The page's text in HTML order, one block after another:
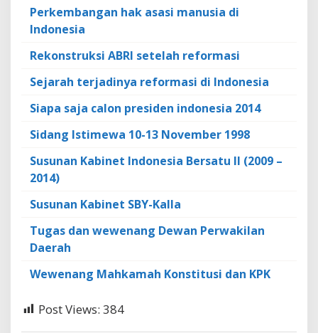
Perkembangan hak asasi manusia di
Indonesia
Rekonstruksi ABRI setelah reformasi
Sejarah terjadinya reformasi di Indonesia
Siapa saja calon presiden indonesia 2014
Sidang Istimewa 10-13 November 1998
Susunan Kabinet Indonesia Bersatu II (2009 –
2014)
Susunan Kabinet SBY-Kalla
Tugas dan wewenang Dewan Perwakilan
Daerah
Wewenang Mahkamah Konstitusi dan KPK
Post Views: 384